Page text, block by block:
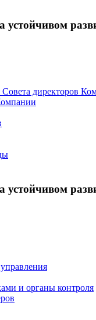
устойчивом
директоров
устойчивом
и органы контроля